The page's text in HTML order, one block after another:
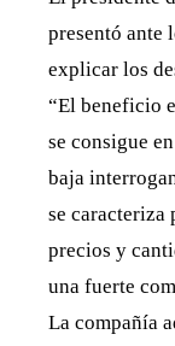
presentó ante
explicar los
“El beneficio
se consigue
baja
se caracteriza
precios y
una fuerte
La compañía